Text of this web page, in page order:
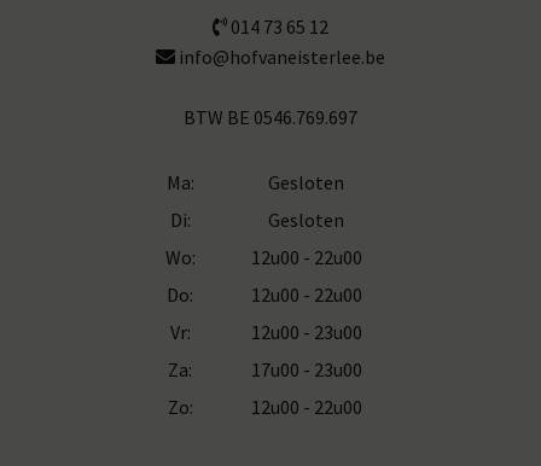
014 73 65 12
info@hofvaneisterlee.be
BTW BE 0546.769.697
Ma:
Gesloten
Di:
Gesloten
Wo:
12u00 - 22u00
Do:
12u00 - 22u00
Vr:
12u00 - 23u00
Za:
17u00 - 23u00
Zo:
12u00 - 22u00